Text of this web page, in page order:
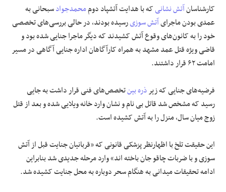
اجتماعی
حوادث
علوم و فن آوری
فرهنگی و هنری
مقالات
کارشناسانآتش نشانیکه با هدایت آتشپاد دوممحمدجوادسبحانی به
عمدی بودن ماجرایآتش سوزیرسیده بودند، در حالی بررسی‌های تخصصی
خود را به کانون‌های وقوع آتش کشیدند که دیگر ماجرا جنایی شده بود و
قاضی ویژه قتل عمد مشهد به همراه کارآگاهان اداره جنایی آگاهی در مسیر
امامت ۶۲ قرار داشتند.
فرضیه‌های جنایی که زیرذره بینتخصص‌های فنی قرار داشت به جایی
رسید که مشخص شد قاتل بی نام و نشان وارد خانه ویلایی شده و بعد از قتل
زوج میان سال، منزل را به آتش کشیده است.
این حقیقت تلخ با اظهارنظر پزشکی قانونی که «قربانیان جنایت قبل از آتش
سوزی و با ضربات چاقو جان باخته اند» وارد مرحله جدیدی شد بنابراین
ادامه تحقیقات میدانی به هنگام سحر دوباره به محل جنایت کشیده شد.